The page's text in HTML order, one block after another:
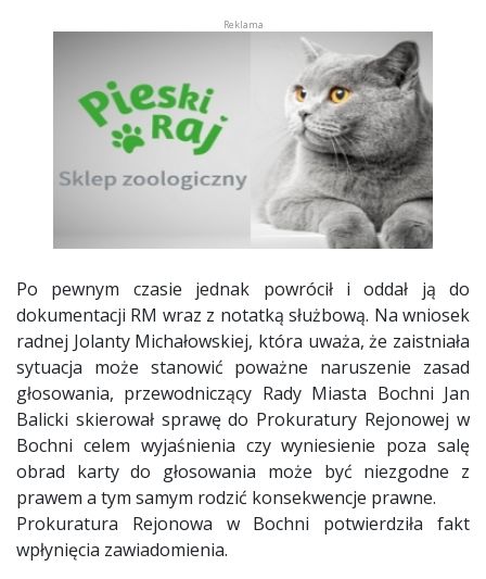
Po pewnym czasie jednak powrócił i oddał ją do
dokumentacji RM wraz z notatką służbową. Na wniosek
radnej Jolanty Michałowskiej, która uważa, że zaistniała
sytuacja może stanowić poważne naruszenie zasad
głosowania, przewodniczący Rady Miasta Bochni Jan
Balicki skierował sprawę do Prokuratury Rejonowej w
Bochni celem wyjaśnienia czy wyniesienie poza salę
obrad karty do głosowania może być niezgodne z
prawem a tym samym rodzić konsekwencje prawne.
Prokuratura Rejonowa w Bochni potwierdziła fakt
wpłynięcia zawiadomienia.